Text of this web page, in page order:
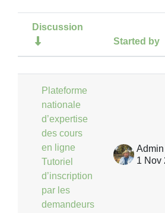
Status
Discussion
Started by
Plateforme
nationale
d’expertise
des cours
en ligne
Tutoriel
d’inscription
par les
demandeurs
1 Nov